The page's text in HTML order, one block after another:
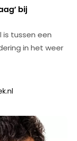
bij
is tussen een
in het weer